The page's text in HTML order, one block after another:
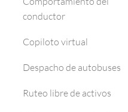
conductor
Copiloto virtual
Despacho de autobuses
Ruteo libre de activos